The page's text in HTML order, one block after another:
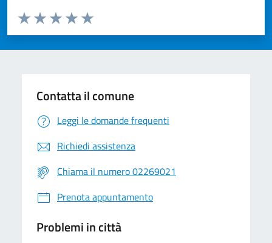
Valuta da 1 a 5 stelle la pagina
Valuta 5 stelle su 5
Valuta 4 stelle su 5
Valuta 3 stelle su 5
Valuta 2 stelle su 5
Valuta 1 stelle su 5
Contatta il comune
Leggi le domande frequenti
Richiedi assistenza
Chiama il numero 02269021
Prenota appuntamento
Problemi in città